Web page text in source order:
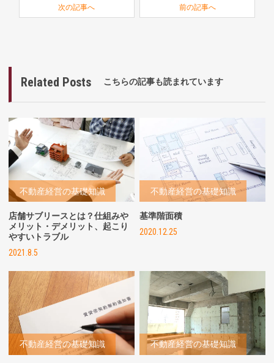
次の記事へ 前の記事へ
Related Posts こちらの記事も読まれています
不動産経営の基礎知識
店舗サブリースとは？仕組みや
メリット・デメリット、起こり
やすいトラブル
2021.8.5
不動産経営の基礎知識
基準階面積
2020.12.25
不動産経営の基礎知識 不動産経営の基礎知識